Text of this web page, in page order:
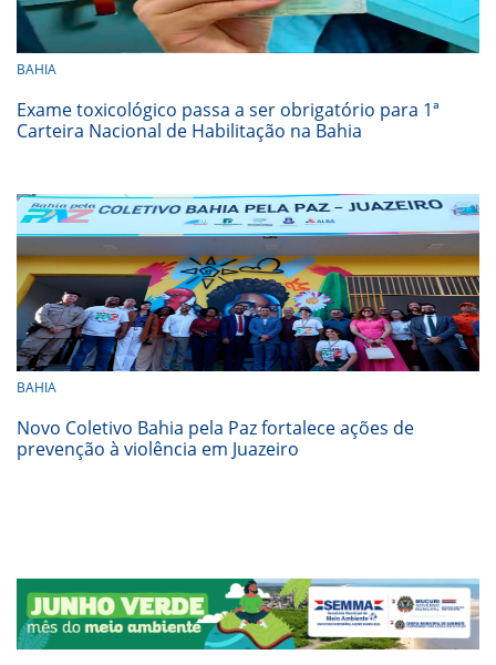
BAHIA
Exame toxicológico passa a ser obrigatório para 1ª
Carteira Nacional de Habilitação na Bahia
BAHIA
Novo Coletivo Bahia pela Paz fortalece ações de
prevenção à violência em Juazeiro